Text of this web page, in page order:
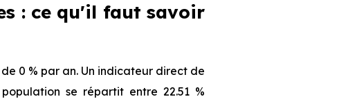
: ce qu'il faut savoir
0 % par an. Un indicateur direct de
se répartit entre 22.51 %